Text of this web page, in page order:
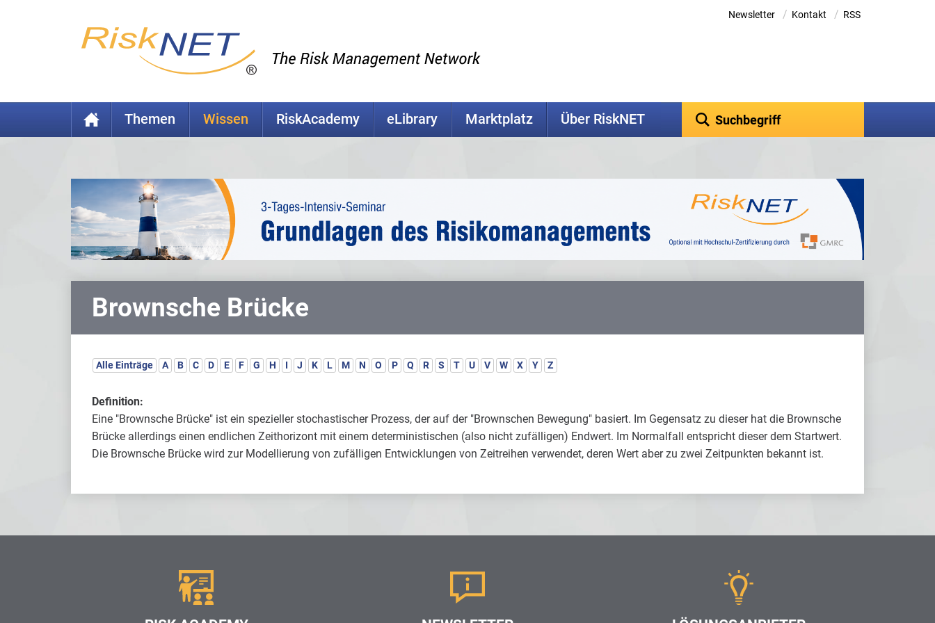
Newsletter / Kontakt / RSS
Themen Wissen RiskAcademy eLibrary Marktplatz Über RiskNET
Brownsche Brücke
Alle Einträge A B C D E F G H I J K L M N O P Q R S T U V W X Y Z
Definition:
Eine "Brownsche Brücke" ist ein spezieller stochastischer Prozess, der auf der "Brownschen Bewegung" basiert. Im Gegensatz zu dieser hat die Brownsche
Brücke allerdings einen endlichen Zeithorizont mit einem deterministischen (also nicht zufälligen) Endwert. Im Normalfall entspricht dieser dem Startwert.
Die Brownsche Brücke wird zur Modellierung von zufälligen Entwicklungen von Zeitreihen verwendet, deren Wert aber zu zwei Zeitpunkten bekannt ist.